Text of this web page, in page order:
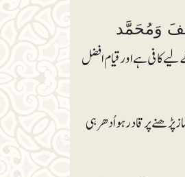
وَمُحَمَّد
کافی ہے اور قیام افضل
پڑھنے پر قادر ہو اُدھر ہی